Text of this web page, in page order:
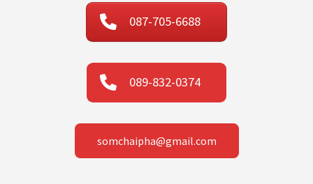
087-705-6688
089-832-0374
somchaipha@gmail.com